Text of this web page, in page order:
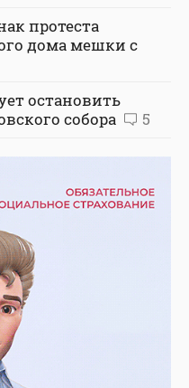
протеста
дома мешки с
остановить
собора
5